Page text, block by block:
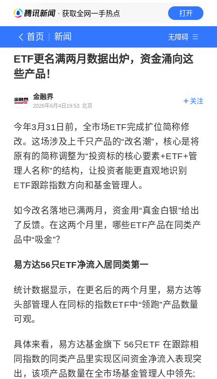
· 获取全网一手热点 打开
首页 新闻 无障碍
ETF更名满两月数据出炉，资金涌向这
些产品！
金融界
2026年6月4日19:53 北京
关注
今年3月31日前，全市场ETF完成扩位简称修
改。这场涉及上千只产品的“改名潮”，核心是将
原有的简称调整为“投资标的核心要素+ETF+管
理人名称”的结构，让投资者能更直观地识别
ETF跟踪指数方向和基金管理人。
如今改名落地已满两月，资金用“真金白银”给出
了反馈。在这两个月里，哪些ETF产品在同类产
品中“吸金”？
易方达56只ETF净流入居同类第一
统计数据显示，在更名后的两个月里，易方达等
头部管理人在同标的指数ETF中“领跑”产品数量
可观。
具体来看，易方达基金旗下 56只ETF 在跟踪相
同指数的同类产品里实现区间资金净流入表现突
出，该项产品数量在全市场基金管理人中领先;